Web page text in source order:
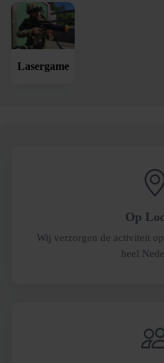
Lasergame
Op
Wij verzorgen de activiteit
heel